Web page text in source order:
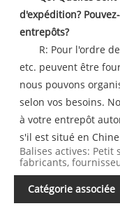
d'expédition?
entrepôts?
R: Pour l'ordre
etc. peuvent être
nous pouvons
selon vos besoins.
à votre entrepôt
s'il est situé en
Balises actives: Petit
fabricants,
Catégorie associée